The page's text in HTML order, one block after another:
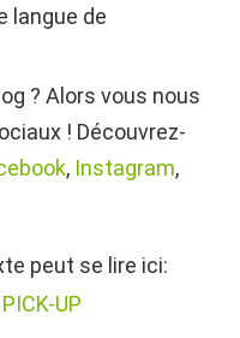
langue de
? Alors vous nous
! Découvrez-
, Instagram,
peut se lire ici:
UP